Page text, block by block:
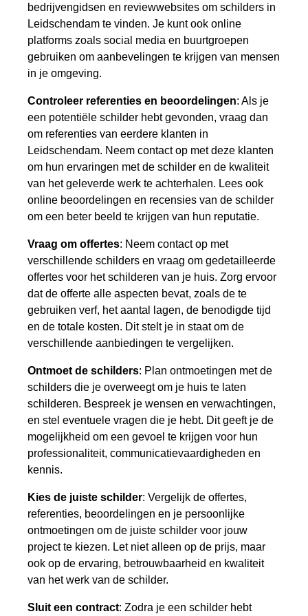
bedrijvengidsen en reviewwebsites om schilders in
Leidschendam te vinden. Je kunt ook online
platforms zoals social media en buurtgroepen
gebruiken om aanbevelingen te krijgen van mensen
in je omgeving.
Controleer referenties en beoordelingen: Als je
een potentiële schilder hebt gevonden, vraag dan
om referenties van eerdere klanten in
Leidschendam. Neem contact op met deze klanten
om hun ervaringen met de schilder en de kwaliteit
van het geleverde werk te achterhalen. Lees ook
online beoordelingen en recensies van de schilder
om een beter beeld te krijgen van hun reputatie.
Vraag om offertes: Neem contact op met
verschillende schilders en vraag om gedetailleerde
offertes voor het schilderen van je huis. Zorg ervoor
dat de offerte alle aspecten bevat, zoals de te
gebruiken verf, het aantal lagen, de benodigde tijd
en de totale kosten. Dit stelt je in staat om de
verschillende aanbiedingen te vergelijken.
Ontmoet de schilders: Plan ontmoetingen met de
schilders die je overweegt om je huis te laten
schilderen. Bespreek je wensen en verwachtingen,
en stel eventuele vragen die je hebt. Dit geeft je de
mogelijkheid om een gevoel te krijgen voor hun
professionaliteit, communicatievaardigheden en
kennis.
Kies de juiste schilder: Vergelijk de offertes,
referenties, beoordelingen en je persoonlijke
ontmoetingen om de juiste schilder voor jouw
project te kiezen. Let niet alleen op de prijs, maar
ook op de ervaring, betrouwbaarheid en kwaliteit
van het werk van de schilder.
Sluit een contract: Zodra je een schilder hebt